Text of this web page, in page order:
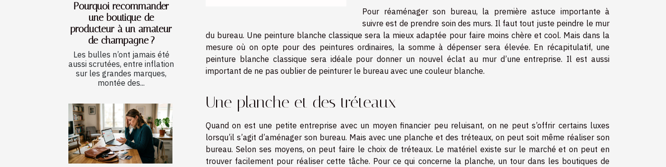
Pourquoi recommander
une boutique de
producteur à un amateur
de champagne ?
Les bulles n’ont jamais été
aussi scrutées, entre inflation
sur les grandes marques,
montée des...
Pour réaménager son bureau, la première astuce importante à
suivre est de prendre soin des murs. Il faut tout juste peindre le mur
du bureau. Une peinture blanche classique sera la mieux adaptée pour faire moins chère et cool. Mais dans la
mesure où on opte pour des peintures ordinaires, la somme à dépenser sera élevée. En récapitulatif, une
peinture blanche classique sera idéale pour donner un nouvel éclat au mur d’une entreprise. Il est aussi
important de ne pas oublier de peinturer le bureau avec une couleur blanche.
Une planche et des tréteaux
Quand on est une petite entreprise avec un moyen financier peu reluisant, on ne peut s’offrir certains luxes
lorsqu’il s’agit d’aménager son bureau. Mais avec une planche et des tréteaux, on peut soit même réaliser son
bureau. Selon ses moyens, on peut faire le choix de tréteaux. Le matériel existe sur le marché et on peut en
trouver facilement pour réaliser cette tâche. Pour ce qui concerne la planche, un tour dans les boutiques de